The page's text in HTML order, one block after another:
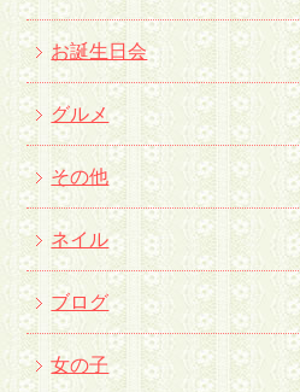
お誕生日会
グルメ
その他
ネイル
ブログ
女の子